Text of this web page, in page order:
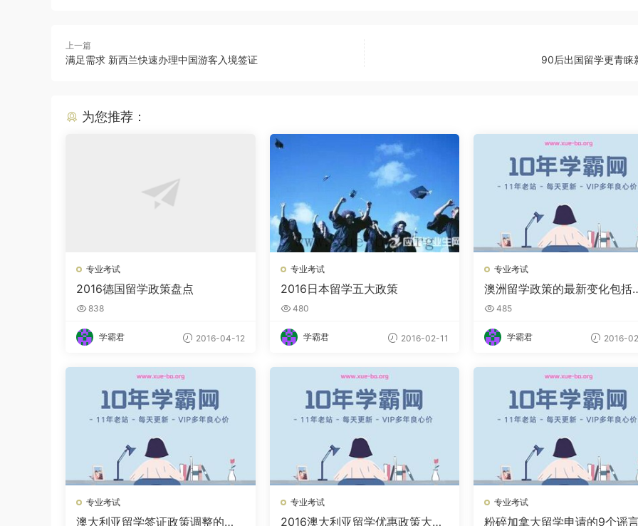
上一篇
满足需求 新西兰快速办理中国游客入境签证 90后出国留学更青睐
为您推荐：
专业考试
2016德国留学政策盘点
838
学霸君 2016-04-12
专业考试
2016日本留学五大政策
480
学霸君 2016-02-11
专业考试
澳洲留学政策的最新变化包括
些内容
485
学霸君 2016-
专业考试
澳大利亚留学签证政策调整的简
专业考试
2016澳大利亚留学优惠政策大盘
专业考试
粉碎加拿大留学申请的9个谣